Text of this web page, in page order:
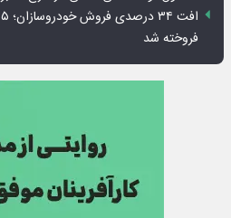
فروخته شد